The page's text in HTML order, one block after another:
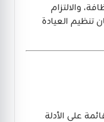
والالتزام
تنظيم العيادة
على الأدلة